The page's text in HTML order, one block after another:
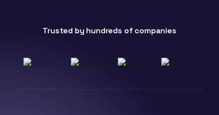
Trusted by hundreds of companies